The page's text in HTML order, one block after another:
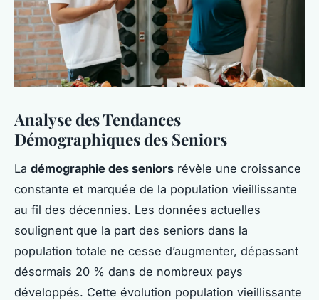
Analyse des Tendances
Démographiques des Seniors
La démographie des seniors révèle une croissance
constante et marquée de la population vieillissante
au fil des décennies. Les données actuelles
soulignent que la part des seniors dans la
population totale ne cesse d’augmenter, dépassant
désormais 20 % dans de nombreux pays
développés. Cette évolution population vieillissante